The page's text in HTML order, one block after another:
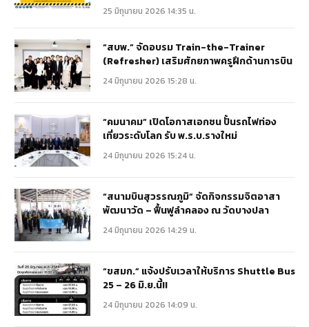
25 มิถุนายน 2026 14:35 น.
“สบพ.” จัดอบรม Train-the-Trainer
(Refresher) เสริมศักยภาพครูฝึกด้านการบิน
24 มิถุนายน 2026 15:28 น.
“คมนาคม” เปิดโอกาสเอกชน ปั้นรถไฟท่อง
เที่ยวระดับโลก รับ พ.ร.บ.รางใหม่
24 มิถุนายน 2026 15:24 น.
“สนามบินสุวรรณภูมิ” จัดกิจกรรมจิตอาสา
พัฒนาวัด – ฟื้นฟูลำคลอง ณ วัดบางปลา
24 มิถุนายน 2026 14:29 น.
“ขสมก.” แจ้งปรับเวลาให้บริการ Shuttle Bus
25 – 26 มิ.ย.นี้!!
24 มิถุนายน 2026 14:09 น.